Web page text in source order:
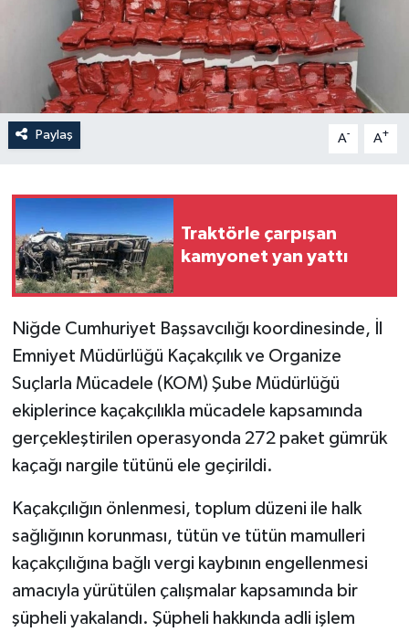
Paylaş A- A+
Traktörle çarpışan
kamyonet yan yattı
Niğde Cumhuriyet Başsavcılığı koordinesinde, İl
Emniyet Müdürlüğü Kaçakçılık ve Organize
Suçlarla Mücadele (KOM) Şube Müdürlüğü
ekiplerince kaçakçılıkla mücadele kapsamında
gerçekleştirilen operasyonda 272 paket gümrük
kaçağı nargile tütünü ele geçirildi.
Kaçakçılığın önlenmesi, toplum düzeni ile halk
sağlığının korunması, tütün ve tütün mamulleri
kaçakçılığına bağlı vergi kaybının engellenmesi
amacıyla yürütülen çalışmalar kapsamında bir
şüpheli yakalandı. Şüpheli hakkında adli işlem